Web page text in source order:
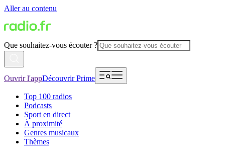
Aller au contenu
Que souhaitez-vous écouter ?
Ouvrir l'appDécouvrir Prime
Top 100 radios
Podcasts
Sport en direct
À proximité
Genres musicaux
Thèmes